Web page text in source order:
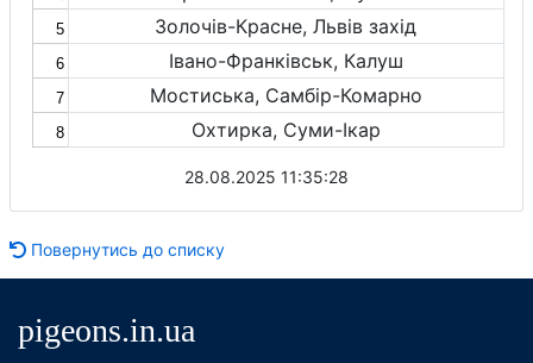
5 Золочів-Красне, Львів захід
6 Івано-Франківськ, Калуш
7 Мостиська, Самбір-Комарно
8 Охтирка, Суми-Ікар
28.08.2025 11:35:28
Повернутись до списку
pigeons.in.ua